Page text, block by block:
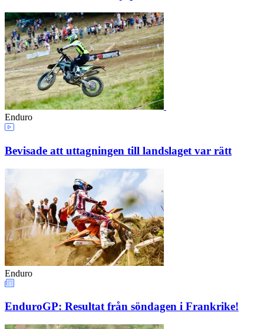
Enduro
Bevisade att uttagningen till landslaget var rätt
Enduro
EnduroGP: Resultat från söndagen i Frankrike!